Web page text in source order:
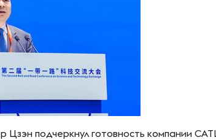
Цзэн подчеркнул готовность компании